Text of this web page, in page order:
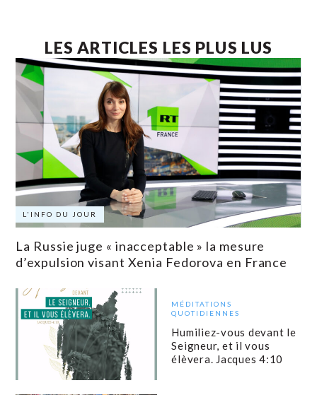
LES ARTICLES LES PLUS LUS
L'INFO DU JOUR
La Russie juge « inacceptable » la mesure
d’expulsion visant Xenia Fedorova en France
MÉDITATIONS
QUOTIDIENNES
Humiliez-vous devant le
Seigneur, et il vous
élèvera. Jacques 4:10